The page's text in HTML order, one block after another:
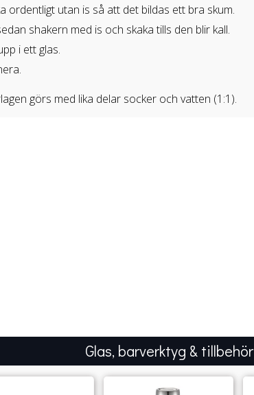
ordentligt utan is så att det bildas ett bra skum.
shakern med is och skaka tills den blir kall.
i ett glas.
görs med lika delar socker och vatten (1:1).
Glas, barverktyg & tillbehör